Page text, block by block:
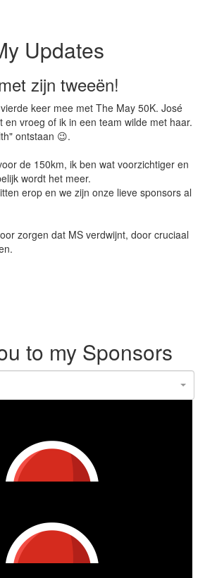
Updates
zijn tweeën!
keer mee met The May 50K. José
en vroeg of ik in een team wilde met haar.
ontstaan 😉.
de 150km, ik ben wat voorzichtiger en
wordt het meer.
erop en we zijn onze lieve sponsors al
zorgen dat MS verdwijnt, door cruciaal
to my Sponsors